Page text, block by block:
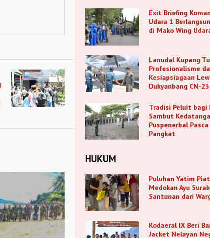
Exit Briefing
Udara 1
di Mako Wing
Lanudal Kupang
Profesionalisme
Kesiapsiagaan
Dukyanbang CN-
Tradisi Peluit bagi
Sambut
Puspenerbal
Pangkat
HUKUM
Puluhan Yatim
Medokan Ayu
Santunan dari
Kodaeral IX Beri
Jacket Nelayan